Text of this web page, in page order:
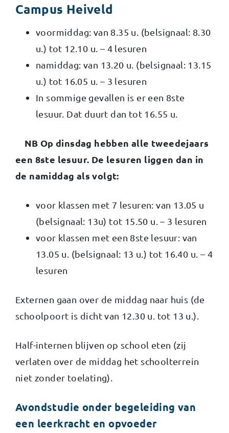
Campus Heiveld
voormiddag: van 8.35 u. (belsignaal: 8.30
u.) tot 12.10 u. – 4 lesuren
namiddag: van 13.20 u. (belsignaal: 13.15
u.) tot 16.05 u. – 3 lesuren
In sommige gevallen is er een 8ste
lesuur. Dat duurt dan tot 16.55 u.
NB Op dinsdag hebben alle tweedejaars
een 8ste lesuur. De lesuren liggen dan in
de namiddag als volgt:
voor klassen met 7 lesuren: van 13.05 u
(belsignaal: 13u) tot 15.50 u. – 3 lesuren
voor klassen met een 8ste lesuur: van
13.05 u. (belsignaal: 13 u.) tot 16.40 u. – 4
lesuren
Externen gaan over de middag naar huis (de
schoolpoort is dicht van 12.30 u. tot 13 u.).
Half-internen blijven op school eten (zij
verlaten over de middag het schoolterrein
niet zonder toelating).
Avondstudie onder begeleiding van
een leerkracht en opvoeder